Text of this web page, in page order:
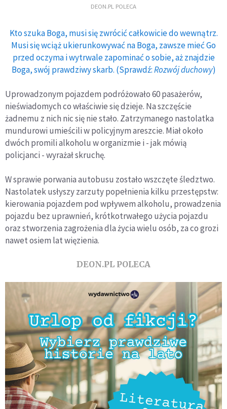
DEON.PL POLECA
Kto szuka Boga, musi się zwrócić całkowicie do wewnątrz.
Musi się wciąż ukierunkowywać na Boga, zawsze mieć Go
przed oczyma i wytrwale zapominać o sobie, aż znajdzie
Boga, swój prawdziwy skarb. (Sprawdź:Rozwój duchowy)
Uprowadzonym pojazdem podróżowało 60 pasażerów,
nieświadomych co właściwie się dzieje. Na szczęście
żadnemu z nich nic się nie stało. Zatrzymanego nastolatka
mundurowi umieścili w policyjnym areszcie. Miał około
dwóch promili alkoholu w organizmie i - jak mówią
policjanci - wyrażał skruchę.
W sprawie porwania autobusu zostało wszczęte śledztwo.
Nastolatek usłyszy zarzuty popełnienia kilku przestępstw:
kierowania pojazdem pod wpływem alkoholu, prowadzenia
pojazdu bez uprawnień, krótkotrwałego użycia pojazdu
oraz stworzenia zagrożenia dla życia wielu osób, za co grozi
nawet osiem lat więzienia.
DEON.PL POLECA